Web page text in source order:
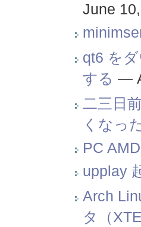
June
qt6 を
する —
二三日
くなっ
PC AMD
upplay
Arch
タ（